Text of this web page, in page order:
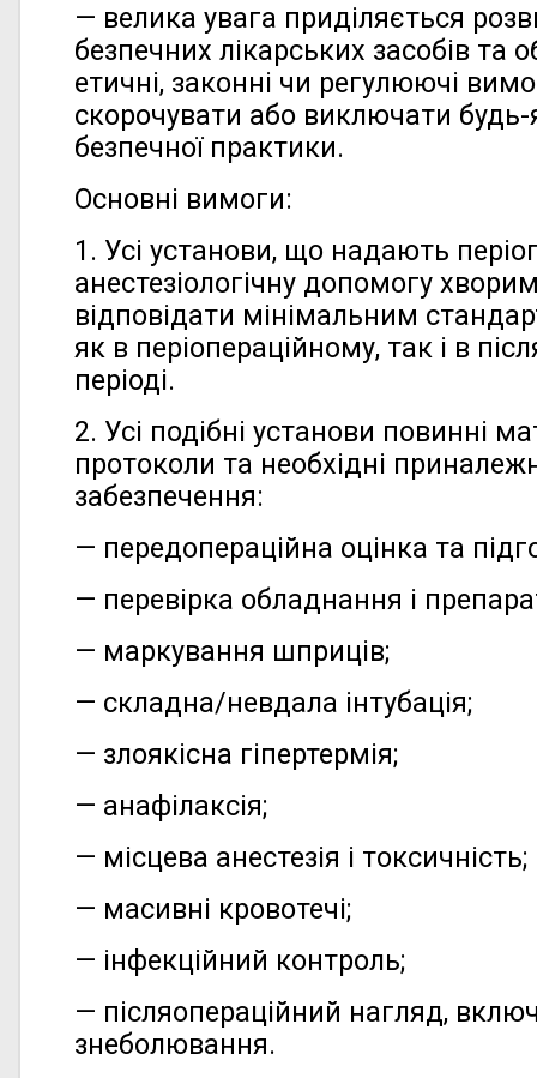
— велика увага приділяється
безпечних лікарських засобів та
етичні, законні чи регулюючі
скорочувати або виключати
безпечної практики.
Основні вимоги:
1. Усі установи, що надають
анестезіологічну допомогу
відповідати мінімальним
як в періопераційному, так і в
періоді.
2. Усі подібні установи повинні
протоколи та необхідні
забезпечення:
— передопераційна оцінка та
— перевірка обладнання і
— маркування шприців;
— складна/невдала інтубація;
— злоякісна гіпертермія;
— анафілаксія;
— місцева анестезія і токсичність;
— масивні кровотечі;
— інфекційний контроль;
— післяопераційний нагляд,
знеболювання.